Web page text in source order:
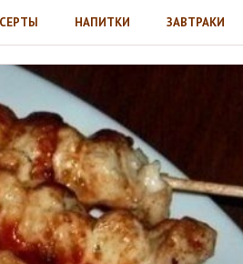
НАПИТКИ ЗАВТРАКИ